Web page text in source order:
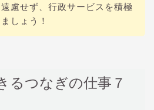
慮せず、行政サービスを積極
しょう！
るつなぎの仕事７